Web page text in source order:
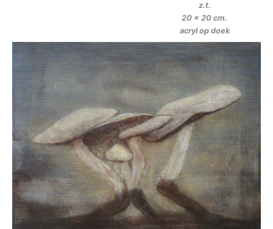
z.t.
20 x 20 cm.
acryl op doek